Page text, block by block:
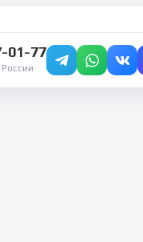
01-77